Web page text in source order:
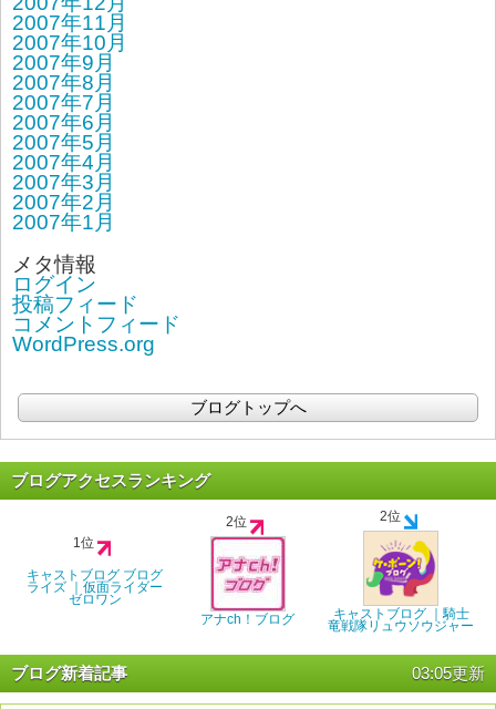
2007年11月
2007年10月
2007年9月
2007年8月
2007年7月
2007年6月
2007年5月
2007年4月
2007年3月
2007年2月
2007年1月
メタ情報
ログイン
投稿フィード
コメントフィード
WordPress.org
ブログトップへ
ブログアクセスランキング
1位
キャストブログ ブログ
ライズ ｜仮面ライダー
ゼロワン
2位
アナch！ブログ
2位
キャストブログ ｜騎士
竜戦隊リュウソウジャー
ブログ新着記事 03:05更新